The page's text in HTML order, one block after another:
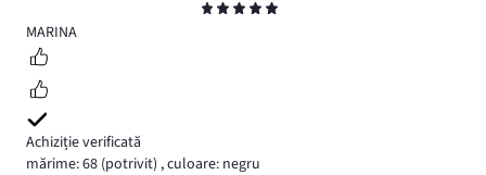
5
MARINA
Achiziție verificată
mărime: 68 (potrivit) ,culoare: negru